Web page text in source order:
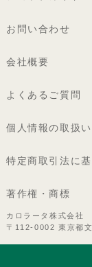
お問い合わせ
会社概要
よくあるご質問
個人情報の取扱い
特定商取引法に
著作権・商標
カロラータ株式会社
〒112-0002 東京都